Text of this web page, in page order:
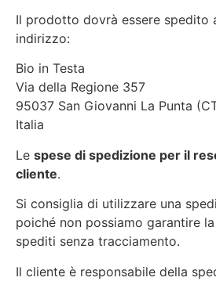
Il prodotto dovrà essere spedito
indirizzo:
Bio in Testa
Via della Regione 357
95037 San Giovanni La Punta
Italia
Le spese di spedizione per il
cliente.
Si consiglia di utilizzare una
poiché non possiamo garantire
spediti senza tracciamento.
Il cliente è responsabile della